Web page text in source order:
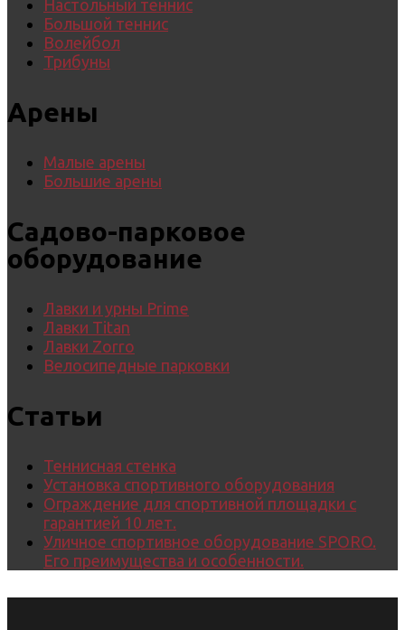
Настольный теннис
Большой теннис
Волейбол
Трибуны
Арены
Малые арены
Большие арены
Садово-парковое
оборудование
Лавки и урны Prime
Лавки Titan
Лавки Zorro
Велосипедные парковки
Статьи
Теннисная стенка
Установка спортивного оборудования
Ограждение для спортивной площадки с
гарантией 10 лет.
Уличное спортивное оборудование SPORO.
Его преимущества и особенности.